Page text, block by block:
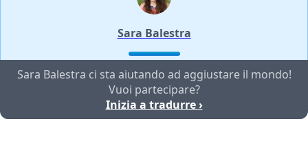
Sara Balestra
Sara Balestra ci sta aiutando ad aggiustare il mondo!
Vuoi partecipare?
Inizia a tradurre ›